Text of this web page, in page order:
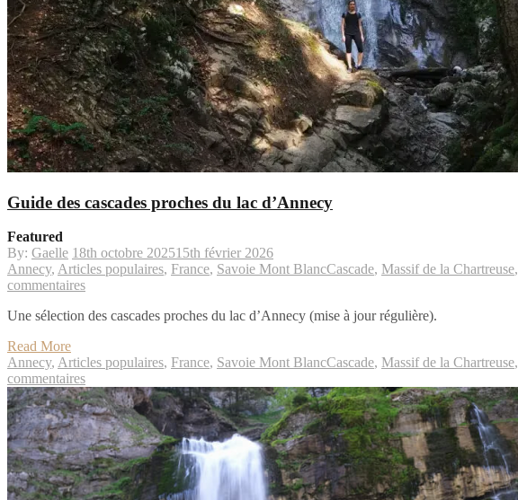
Guide des cascades proches du lac d’Annecy
Featured
By: Gaelle 18th octobre 202515th février 2026
Annecy, Articles populaires, France, Savoie Mont BlancCascade, Massif de la Chartreuse,
commentairessur
des
du
lac
d’Annecy
Une sélection des cascades proches du lac d’Annecy (mise à jour régulière).
Read More
Annecy, Articles populaires, France, Savoie Mont BlancCascade, Massif de la Chartreuse,
commentairessur
Guide
des
cascades
proches
du
lac
d’Annecy